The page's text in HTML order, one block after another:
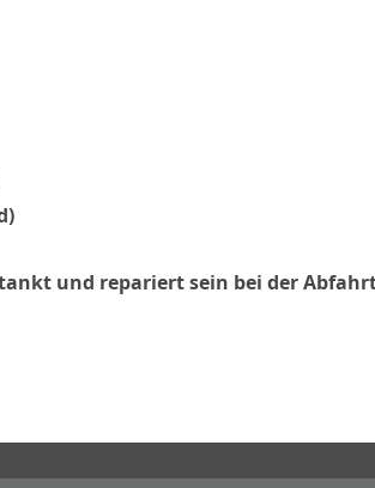
und repariert sein bei der